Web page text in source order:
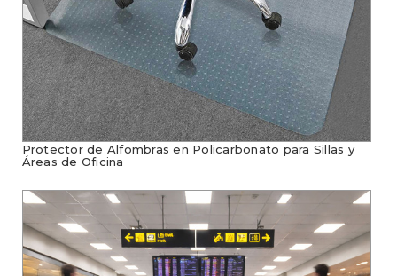
Protector de Alfombras en Policarbonato para Sillas y
Áreas de Oficina